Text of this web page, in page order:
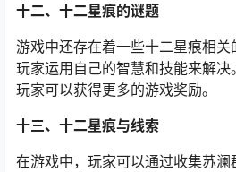
十二、十二星痕的谜题
游戏中还存在着一些十二星痕相
玩家运用自己的智慧和技能来解决
玩家可以获得更多的游戏奖励。
十三、十二星痕与线索
在游戏中，玩家可以通过收集苏